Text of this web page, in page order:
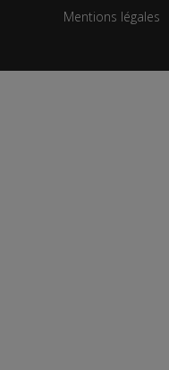
Mentions légales